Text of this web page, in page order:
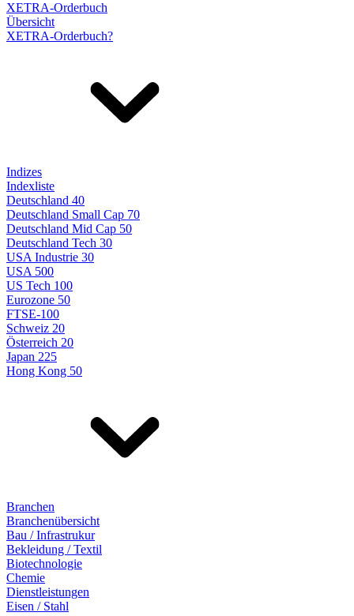
XETRA-Orderbuch
Übersicht
XETRA-Orderbuch?
Indizes
Indexliste
Deutschland 40
Deutschland Small Cap 70
Deutschland Mid Cap 50
Deutschland Tech 30
USA Industrie 30
USA 500
US Tech 100
Eurozone 50
FTSE-100
Schweiz 20
Österreich 20
Japan 225
Hong Kong 50
Branchen
Branchenübersicht
Bau / Infrastrukur
Bekleidung / Textil
Biotechnologie
Chemie
Dienstleistungen
Eisen / Stahl